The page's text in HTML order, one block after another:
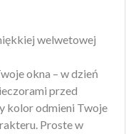
welwetowej
okna – w dzień
przed
kolor odmieni Twoje
Proste w